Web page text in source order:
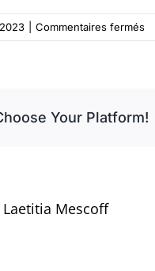
Commentaires ferméssur
T-
Your Platform!
Laetitia Mescoff